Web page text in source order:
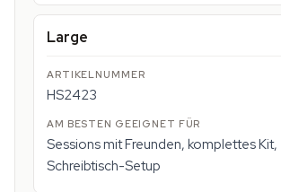
Large
HS2423
Sessions mit Freunden, komplettes Kit,
Schreibtisch-Setup